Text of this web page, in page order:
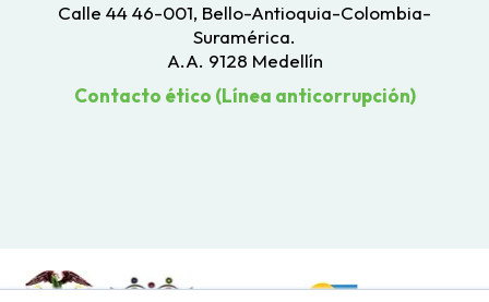
Calle 44 46-001, Bello-Antioquia-Colombia-
Suramérica.
A.A. 9128 Medellín
Contacto ético (Línea anticorrupción)